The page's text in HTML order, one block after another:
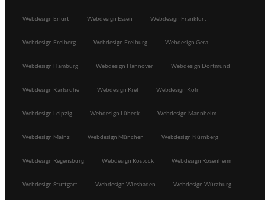
Webdesign Erfurt Webdesign Essen Webdesign Frankfurt
Webdesign Freiberg Webdesign Freiburg Webdesign Gera
Webdesign Hamburg Webdesign Hannover Webdesign Dortmund
Webdesign Karlsruhe Webdesign Kiel Webdesign Köln
Webdesign Leipzig Webdesign Lübeck Webdesign Mannheim
Webdesign Mainz Webdesign München Webdesign Nürnberg
Webdesign Regensburg Webdesign Rostock Webdesign Rosenheim
Webdesign Stuttgart Webdesign Wiesbaden Webdesign Würzburg